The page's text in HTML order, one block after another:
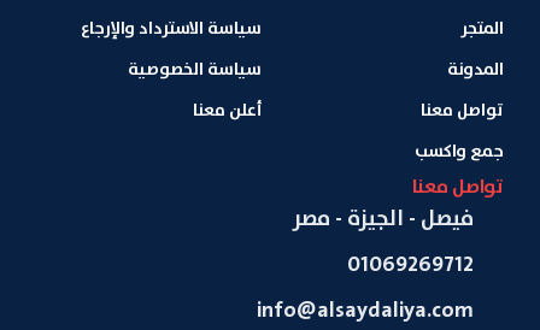
المتجر
المدونة
تواصل معنا
جمع واكسب
سياسة الاسترداد والإرجاع
سياسة الخصوصية
أعلن معنا
تواصل معنا
فيصل - الجيزة - مصر
01069269712
info@alsaydaliya.com